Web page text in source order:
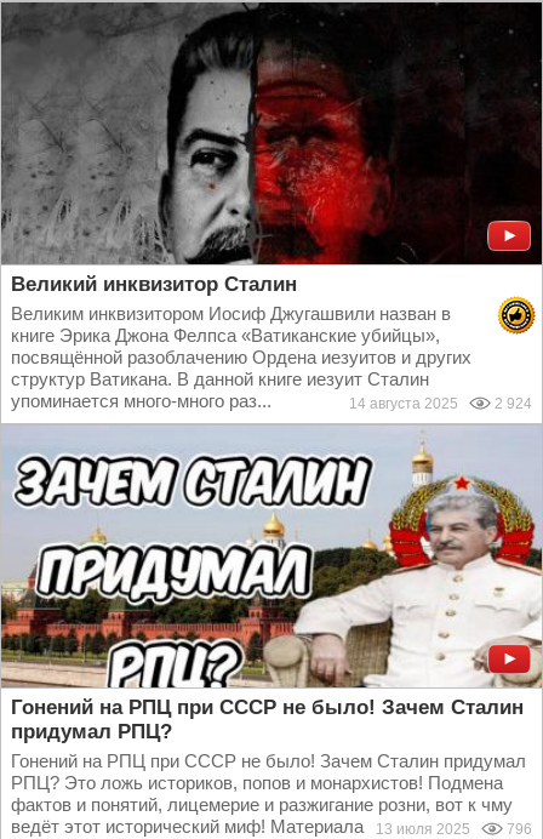
Великий инквизитор Сталин
Великим инквизитором Иосиф Джугашвили назван в
книге Эрика Джона Фелпса «Ватиканские убийцы»,
посвящённой разоблачению Ордена иезуитов и других
структур Ватикана. В данной книге иезуит Сталин
упоминается много-много раз...
14 августа 2025 2 924
Гонений на РПЦ при СССР не было! Зачем Сталин
придумал РПЦ?
Гонений на РПЦ при СССР не было! Зачем Сталин придумал
РПЦ? Это ложь историков, попов и монархистов! Подмена
фактов и понятий, лицемерие и разжигание розни, вот к чму
ведёт этот исторический миф! Материала для...13 июля 2025 796